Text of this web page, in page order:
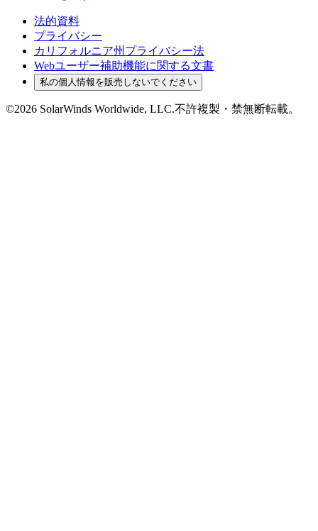
法的資料
プライバシー
カリフォルニア州プライバシー法
Webユーザー補助機能に関する文書
私の個人情報を販売しないでください
©2026 SolarWinds Worldwide, LLC.不許複製・禁無断転載。